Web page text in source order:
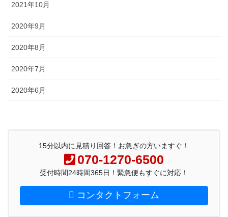
2021年10月
2020年9月
2020年8月
2020年7月
2020年6月
15分以内に見積り回答！お急ぎの方いますぐ！
070-1270-6500
受付時間24時間365日！緊急便もすぐに対応！
コンタクトフォーム